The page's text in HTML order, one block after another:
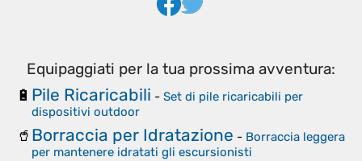
Equipaggiati per la tua prossima avventura:
🔋 Pile Ricaricabili - Set di pile ricaricabili per
dispositivi outdoor
🥤 Borraccia per Idratazione - Borraccia leggera
per mantenere idratati gli escursionisti